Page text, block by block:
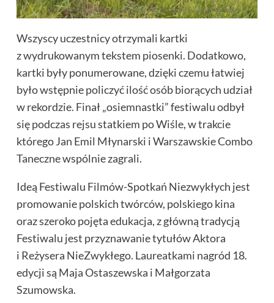
Wszyscy uczestnicy otrzymali kartki
z wydrukowanym tekstem piosenki. Dodatkowo,
kartki były ponumerowane, dzięki czemu łatwiej
było wstępnie policzyć ilość osób biorących udział
w rekordzie. Finał „osiemnastki” festiwalu odbył
się podczas rejsu statkiem po Wiśle, w trakcie
którego Jan Emil Młynarski i Warszawskie Combo
Taneczne wspólnie zagrali.
Ideą Festiwalu Filmów-Spotkań Niezwykłych jest
promowanie polskich twórców, polskiego kina
oraz szeroko pojęta edukacja, z główną tradycją
Festiwalu jest przyznawanie tytułów Aktora
i Reżysera NieZwykłego. Laureatkami nagród 18.
edycji są Maja Ostaszewska i Małgorzata
Szumowska.